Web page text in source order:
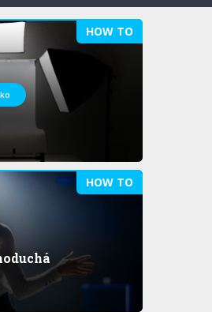
HOW TO
HOW TO